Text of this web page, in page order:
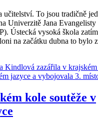
učitelství. To jsou tradičně
Univerzitě Jana
Ústecká vysoká škola
na začátku dubna to bylo
kole soutěže v